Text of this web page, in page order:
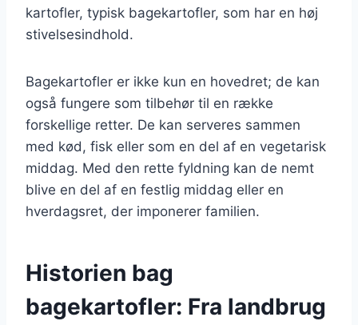
kartofler, typisk bagekartofler, som har en høj
stivelsesindhold.
Bagekartofler er ikke kun en hovedret; de kan
også fungere som tilbehør til en række
forskellige retter. De kan serveres sammen
med kød, fisk eller som en del af en vegetarisk
middag. Med den rette fyldning kan de nemt
blive en del af en festlig middag eller en
hverdagsret, der imponerer familien.
Historien bag
bagekartofler: Fra landbrug